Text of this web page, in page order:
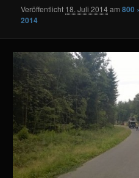
Veröffentlicht 18. Juli 2014am800
2014